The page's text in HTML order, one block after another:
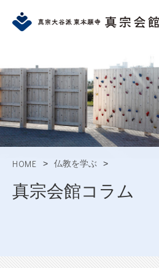
HOME > 仏教を学ぶ >
真宗会館コラム